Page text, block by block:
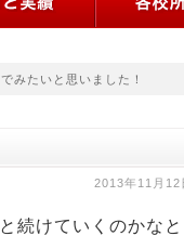
みたいと思いました！
2013年11月12
続けていくのかなと